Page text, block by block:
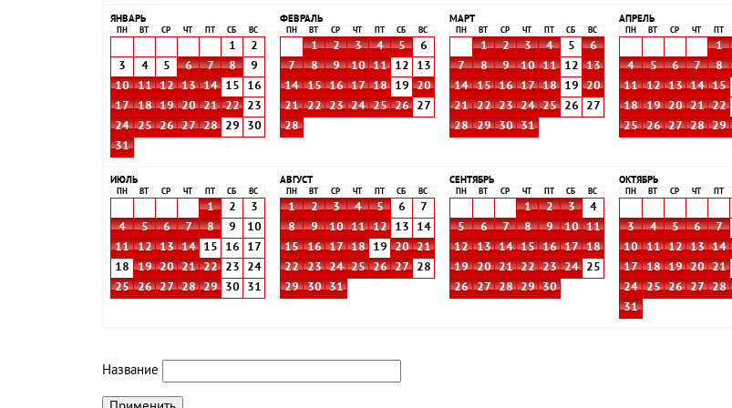
ЯНВАРЬ
ПН ВТ СР ЧТ СБ ВС
1
2
3
4 5 6 7 8
9
10
11 12 13 14 15
16
17
18 19 20 21 22
23
24
25 26 27 28 29
30
31
ФЕВРАЛЬ
ПН ВТ СР ЧТ СБ ВС
1 2 3 4 5
6
7
8 9 10 11 12
13
14
15 16 17 18 19
20
21
22 23 24 25 26
27
28
МАРТ
ПН ВТ СР ЧТ СБ ВС
1 2 3 4 5
6
7
8 9 10 11 12
13
14
15 16 17 18 19
20
21
22 23 24 25 26
27
28
29 30 31
АПРЕЛЬ
ПН ВТ СР ЧТ
1
4
5 6 7 8
11
12 13 14 15
18
19 20 21 22
25
26 27 28 29
ИЮЛЬ
ПН ВТ СР ЧТ СБ ВС
1 2
3
4
5 6 7 8 9
10
11
12 13 14 15 16
17
18
19 20 21 22 23
24
25
26 27 28 29 30 31
АВГУСТ
ПН ВТ СР ЧТ СБ ВС
1 2 3 4 5 6
7
8
9 10 11 12 13
14
15
16 17 18 19 20
21
22
23 24 25 26 27
28
29
30 31
СЕНТЯБРЬ
ПН ВТ СР ЧТ СБ ВС
1 2 3
4
5
6 7 8 9 10
11
12
13 14 15 16 17
18
19
20 21 22 23 24
25
26
27 28 29 30
ОКТЯБРЬ
ПН ВТ СР ЧТ
3
4 5 6 7
10
11 12 13 14
17
18 19 20 21
24
25 26 27 28
31
Название